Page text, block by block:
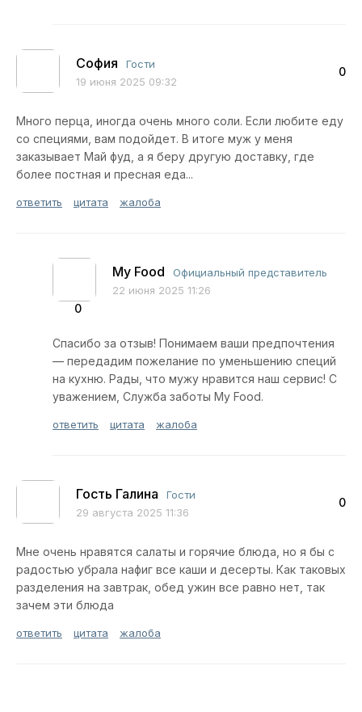
София
Гости
19 июня 2025 09:32
0
Много перца, иногда очень много соли. Если любите еду
со специями, вам подойдет. В итоге муж у меня
заказывает Май фуд, а я беру другую доставку, где
более постная и пресная еда...
ответить цитата жалоба
My Food
Официальный представитель
22 июня 2025 11:26
0
Спасибо за отзыв! Понимаем ваши предпочтения
— передадим пожелание по уменьшению специй
на кухню. Рады, что мужу нравится наш сервис! С
уважением, Служба заботы My Food.
ответить цитата жалоба
Гость Галина
Гости
29 августа 2025 11:36
0
Мне очень нравятся салаты и горячие блюда, но я бы с
радостью убрала нафиг все каши и десерты. Как таковых
разделения на завтрак, обед ужин все равно нет, так
зачем эти блюда
ответить цитата жалоба